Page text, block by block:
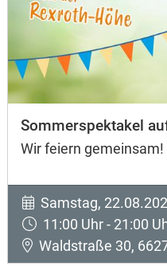
Sommerspektakel
Wir feiern gemeinsam!
Samstag,
11:00 Uhr - 21:00
Waldstraße 30,